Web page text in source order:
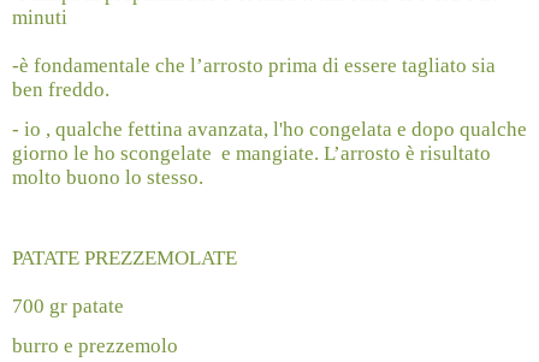
minuti
-è fondamentale che l’arrosto prima di essere tagliato sia
ben freddo.
- io , qualche fettina avanzata, l'ho congelata e dopo qualche
giorno le ho scongelate e mangiate. L’arrosto è risultato
molto buono lo stesso.
PATATE PREZZEMOLATE
700 gr patate
burro e prezzemolo